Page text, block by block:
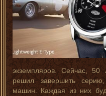
экземпляров. Сейчас, 50
решил завершить
машин. Каждая из них